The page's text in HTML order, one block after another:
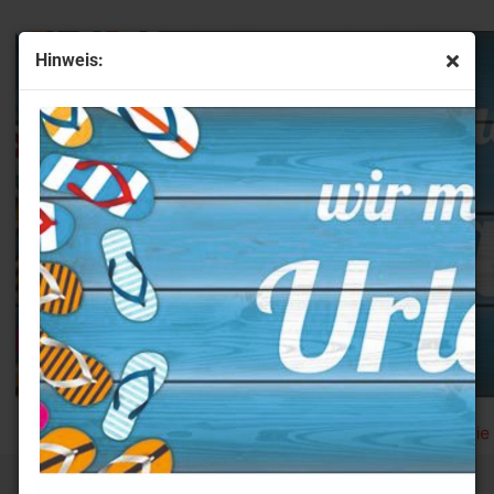
Hinweis:
Schlüsselanhänger ICH LIEBE DICH Herz